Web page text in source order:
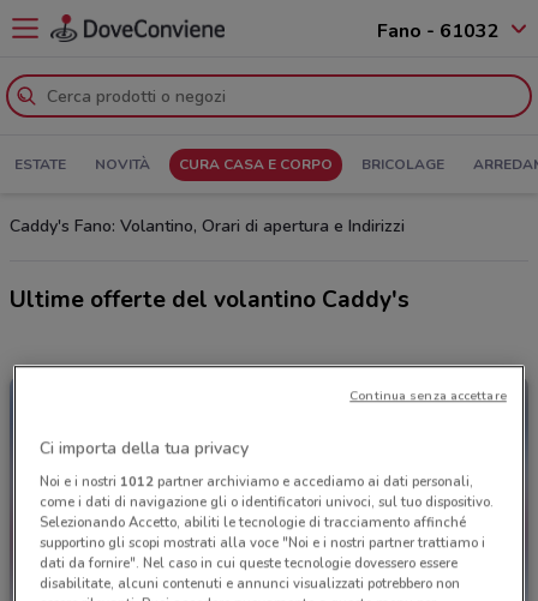
Fano - 61032
ESTATE NOVITÀ CURA CASA E CORPO BRICOLAGE
Caddy's Fano: Volantino, Orari di apertura e Indirizzi
Ultime offerte del volantino Caddy's
Ci importa della tua privacy
Noi e i nostri 1012partner archiviamo e accediamo ai dati personali,
come i dati di navigazione gli o identificatori univoci, sul tuo dispositivo.
Selezionando Accetto, abiliti le tecnologie di tracciamento affinché
supportino gli scopi mostrati alla voce "Noi e i nostri partner trattiamo i
dati da fornire". Nel caso in cui queste tecnologie dovessero essere
disabilitate, alcuni contenuti e annunci visualizzati potrebbero non
Continua senza accettare